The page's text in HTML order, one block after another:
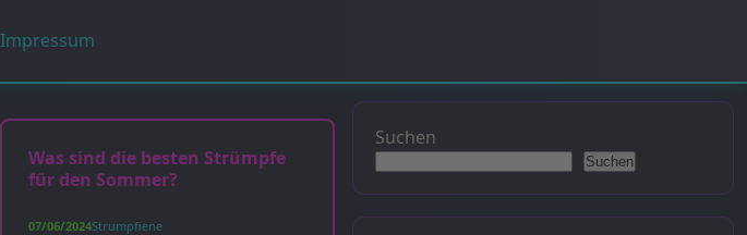
Impressum
Was sind die besten Strümpfe
für den Sommer?
07/06/2024Strumpfiene
Suchen
Suchen